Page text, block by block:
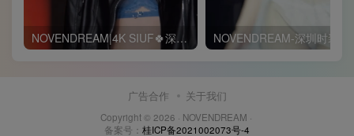
NOVENDREAM|4K SIUF🍀深圳品牌内衣设计作品展览会
广告合作 关于我们
Copyright © 2026 · NOVENDREAM ·
备案号： 桂ICP备2021002073号-4